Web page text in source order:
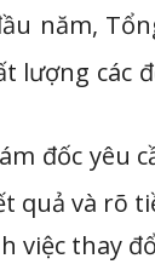
năm,
lượng
đốc
quả và rõ
việc thay